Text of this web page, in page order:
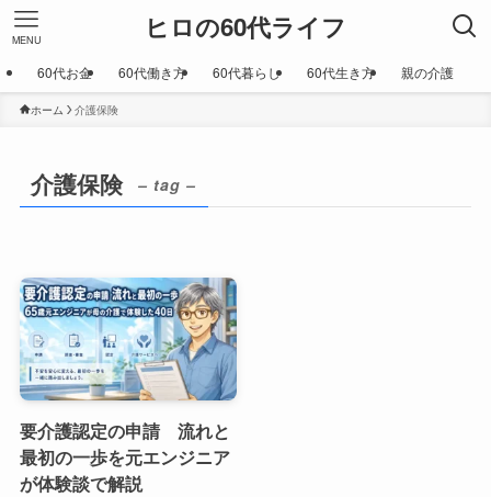
ヒロの60代ライフ
MENU
60代お金 60代働き方 60代暮らし 60代生き方 親の介護
ホーム 介護保険
介護保険 – tag –
要介護認定の申請 流れと
最初の一歩を元エンジニア
が体験談で解説